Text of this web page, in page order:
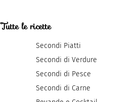
Tutte le ricette
Secondi Piatti
Secondi di Verdure
Secondi di Pesce
Secondi di Carne